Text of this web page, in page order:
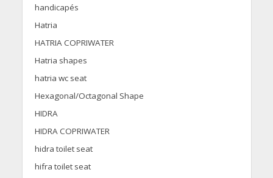
handicapés
Hatria
HATRIA COPRIWATER
Hatria shapes
hatria wc seat
Hexagonal/Octagonal Shape
HIDRA
HIDRA COPRIWATER
hidra toilet seat
hifra toilet seat